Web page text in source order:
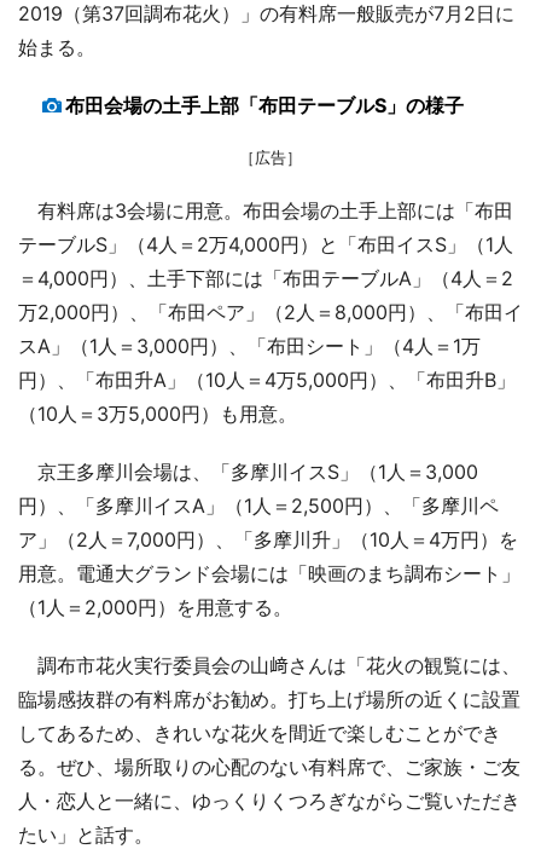
2019（第37回調布花火）」の有料席一般販売が7月2日に
始まる。
布田会場の土手上部「布田テーブルS」の様子
［広告］
有料席は3会場に用意。布田会場の土手上部には「布田
テーブルS」（4人＝2万4,000円）と「布田イスS」（1人
＝4,000円）、土手下部には「布田テーブルA」（4人＝2
万2,000円）、「布田ペア」（2人＝8,000円）、「布田イ
スA」（1人＝3,000円）、「布田シート」（4人＝1万
円）、「布田升A」（10人＝4万5,000円）、「布田升B」
（10人＝3万5,000円）も用意。
京王多摩川会場は、「多摩川イスS」（1人＝3,000
円）、「多摩川イスA」（1人＝2,500円）、「多摩川ペ
ア」（2人＝7,000円）、「多摩川升」（10人＝4万円）を
用意。電通大グランド会場には「映画のまち調布シート」
（1人＝2,000円）を用意する。
調布市花火実行委員会の山﨑さんは「花火の観覧には、
臨場感抜群の有料席がお勧め。打ち上げ場所の近くに設置
してあるため、きれいな花火を間近で楽しむことができ
る。ぜひ、場所取りの心配のない有料席で、ご家族・ご友
人・恋人と一緒に、ゆっくりくつろぎながらご覧いただき
たい」と話す。